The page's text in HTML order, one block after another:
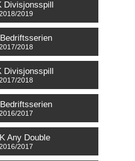
Divisjonsspill
2018/2019
2017/2018
Divisjonsspill
2017/2018
2016/2017
Any Double
2016/2017